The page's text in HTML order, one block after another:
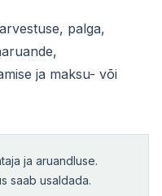
palga,
ja maksu- või
ja aruandluse.
saab usaldada.